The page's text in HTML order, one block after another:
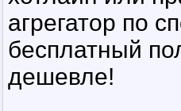
агрегатор по
бесплатный
дешевле!